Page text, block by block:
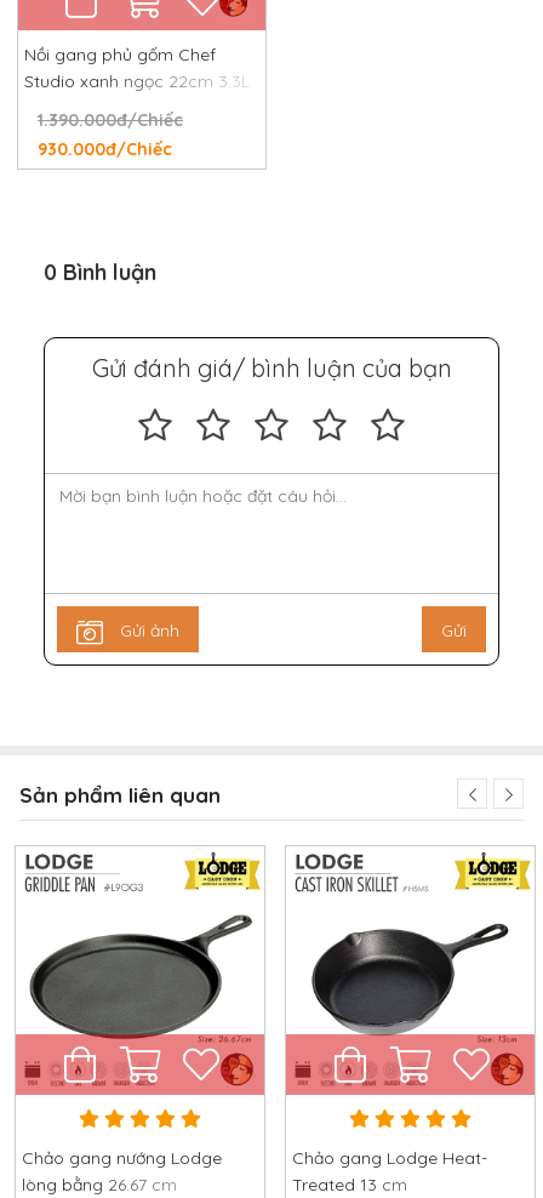
Nồi gang phủ gốm Chef
Studio xanh ngọc 22cm 3.3L
1.390.000đ/Chiếc
930.000đ/Chiếc
0 Bình luận
Gửi đánh giá/ bình luận của bạn
Gửi ảnh Gửi
Sản phẩm liên quan
Chảo gang nướng Lodge
lòng bằng 26.67 cm
Chảo gang Lodge Heat-
Treated 13 cm